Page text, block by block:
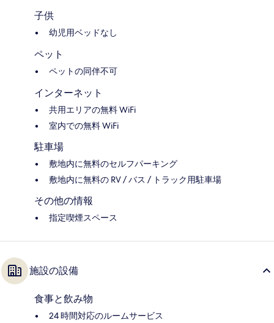
子供
幼児用ベッドなし
ペット
ペットの同伴不可
インターネット
共用エリアの無料 WiFi
室内での無料 WiFi
駐車場
敷地内に無料のセルフパーキング
敷地内に無料の RV / バス / トラック用駐車場
その他の情報
指定喫煙スペース
施設の設備
食事と飲み物
24 時間対応のルームサービス